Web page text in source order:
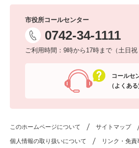
市役所コールセンター
0742-34-1111
ご利用時間：9時から17時まで（土日祝
コールセ
（よくある
このホームページについて サイトマップ
個人情報の取り扱いについて リンク・免責